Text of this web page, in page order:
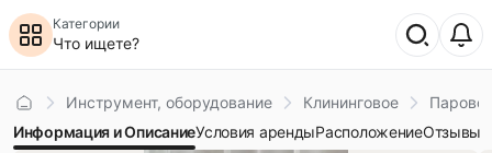
Категории
Что ищете?
ГлавнаяИнструмент, оборудование Клининговое
Информация и ОписаниеУсловия арендыРасположениеОтзывы